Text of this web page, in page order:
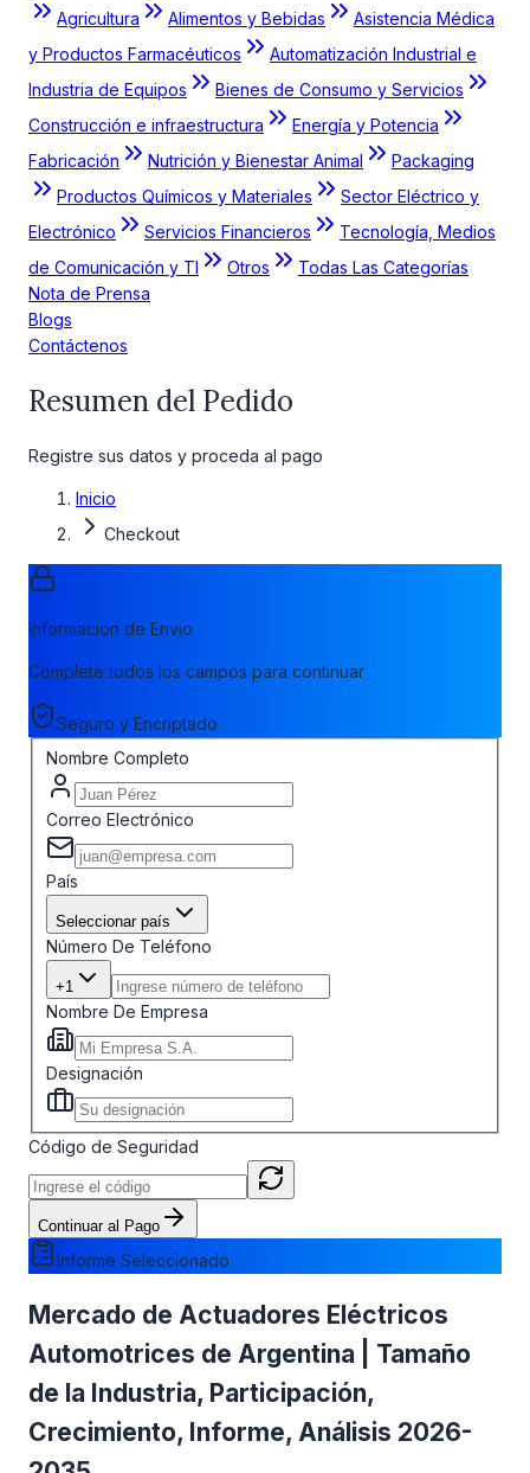
Agricultura Alimentos y Bebidas
Asistencia Médica
y Productos Farmacéuticos
Automatización Industrial e
Industria de Equipos
Bienes de Consumo y Servicios
Construcción e infraestructura
Energía y Potencia
Fabricación
Nutrición y Bienestar Animal
Packaging
Productos Químicos y Materiales
Sector Eléctrico y
Electrónico
Servicios Financieros
Tecnología, Medios
de Comunicación y TI
Otros
Todas Las Categorías
Nota de Prensa
Blogs
Contáctenos
Resumen del Pedido
Registre sus datos y proceda al pago
Inicio
Checkout
Informacion de Envio
Complete todos los campos para continuar
Seguro y Encriptado
Nombre Completo
Correo Electrónico
País
Seleccionar país
Número De Teléfono
+1
Nombre De Empresa
Designación
Código de Seguridad
Continuar al Pago
Informe Seleccionado
Mercado de Actuadores Eléctricos
Automotrices de Argentina | Tamaño
de la Industria, Participación,
Crecimiento, Informe, Análisis 2026-